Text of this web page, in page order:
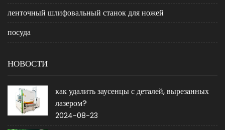
ленточный шлифовальный станок для ножей
посуда
НОВОСТИ
как удалить заусенцы с деталей, вырезанных
лазером?
2024-08-23